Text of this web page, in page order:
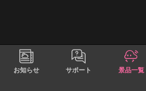
お知らせ サポート 景品一覧